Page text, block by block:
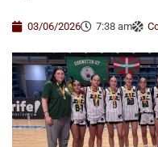
03/06/2026 7:38 am